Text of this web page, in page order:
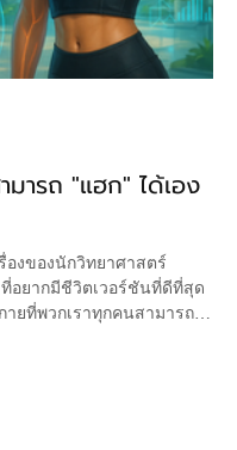
มารถ "แฮก" ได้เอง
องของนักวิทยาศาสตร์
อยากมีชีวิตเวอร์ชันที่ดีที่สุด
ยที่พวกเราทุกคนสามารถ